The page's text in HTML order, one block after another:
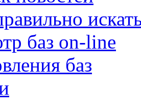
баз on-line
баз